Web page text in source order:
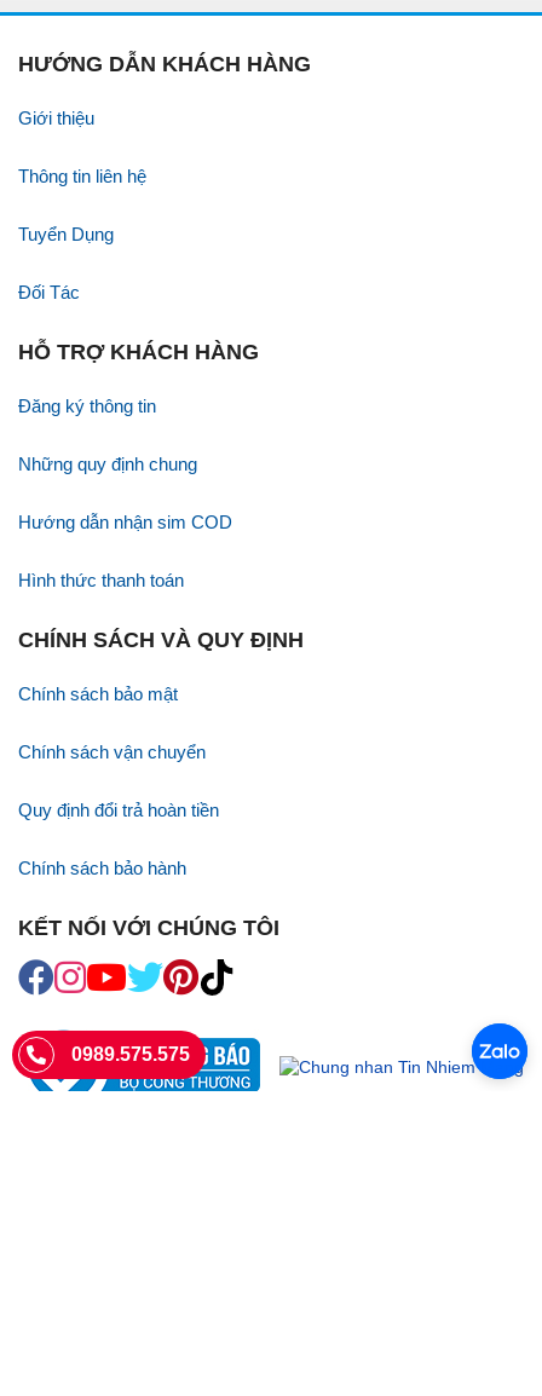
HƯỚNG DẪN KHÁCH HÀNG
Giới thiệu
Thông tin liên hệ
Tuyển Dụng
Đối Tác
HỖ TRỢ KHÁCH HÀNG
Đăng ký thông tin
Những quy định chung
Hướng dẫn nhận sim COD
Hình thức thanh toán
CHÍNH SÁCH VÀ QUY ĐỊNH
Chính sách bảo mật
Chính sách vận chuyển
Quy định đổi trả hoàn tiền
Chính sách bảo hành
KẾT NỐI VỚI CHÚNG TÔI
0989.575.575